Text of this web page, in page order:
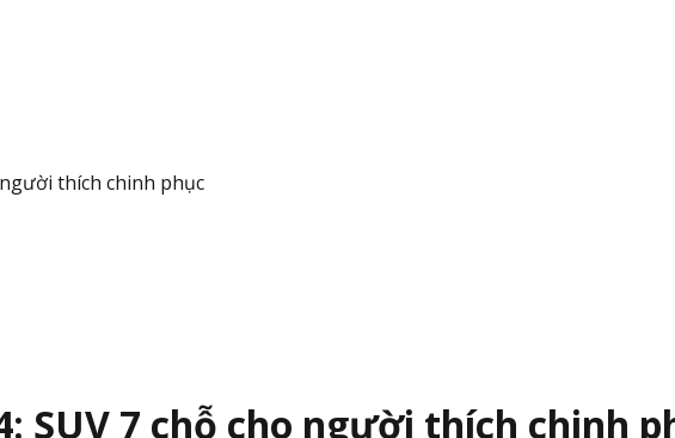
thích chinh phục
SUV 7 chỗ cho người thích chinh